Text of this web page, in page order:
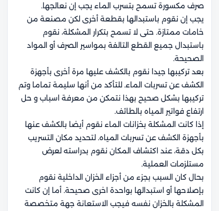
صرف مكسورة تسمح بتسرب الماء يجب إن نعالجها.
يجب إن نقوم باستبدالها بقطعة أخرى لكن مصنعة من
خامات ممتازة. حتى لا تسمح بتكرار المشكلة، نقوم
باستبدال جميع القطع التالفة بمواسير الصرف أو المواد
الصحيحة.
بعد تركيبها جيدا نقوم بالكشف عليها مرة أخرى بأجهزة
الكشف عن تسربات الماء. للتأكد من أنها سليمة تماما وتم
تركيبها بشكل صحيح بهذا نتمكن من معرفة اسباب و حل
ارتفاع فواتير المياه بالطائف.
إذا كانت المشكلة بخزانات الماء نقوم أيضا بالكشف عنها
بأجهزة الكشف عن تسربات المياه. لتحديد مكان التسريب
بكل دقة، عند اكتشاف المكان نقوم بدراسته لعرض
مستلزمات العملية.
بحال كان السبب بجزء من أجزاء الخزان الداخلية نقوم
بإصلاحها أو استبدالها بواحدة اخرى صحيحة. أما إن كانت
المشكلة بالخزان نفسه فيجب الاستعانة جهة متخصصة